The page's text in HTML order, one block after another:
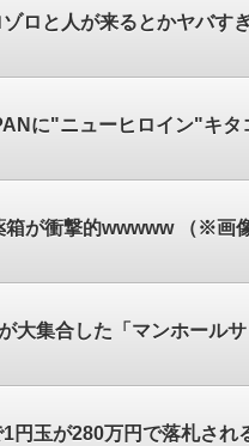
ロと人が来るとかヤバす
に"ニューヒロイン"キ
箱が衝撃的wwwww （※画
大集合した「マンホール
1円玉が280万円で落札さ